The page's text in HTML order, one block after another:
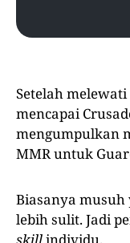
Setelah melewati
mencapai
mengumpulkan
MMR untuk
Biasanya musuh
lebih sulit. Jadi